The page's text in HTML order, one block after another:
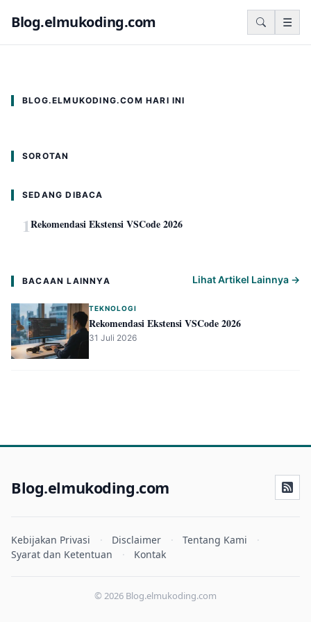
Blog.elmukoding.com ☰
Rekomendasi Ekstensi VSCode 2026
BLOG.ELMUKODING.COM HARI INI
SOROTAN
SEDANG DIBACA
1Rekomendasi Ekstensi VSCode 2026
BACAAN LAINNYA Lihat Artikel Lainnya →
TEKNOLOGI
Rekomendasi Ekstensi VSCode 2026
31 Juli 2026
Blog.elmukoding.com
Kebijakan Privasi Disclaimer
Tentang Kami
Syarat dan Ketentuan
Kontak
© 2026 Blog.elmukoding.com